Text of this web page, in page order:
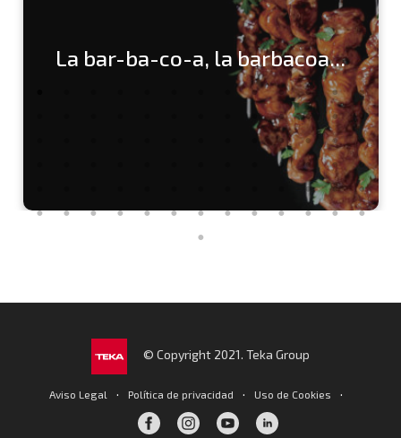
La bar-ba-co-a, la barbacoa...
© Copyright 2021. Teka Group
Aviso Legal · Política de privacidad · Uso de Cookies ·